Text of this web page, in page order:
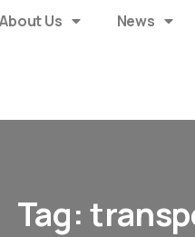
About Us News
Tag: